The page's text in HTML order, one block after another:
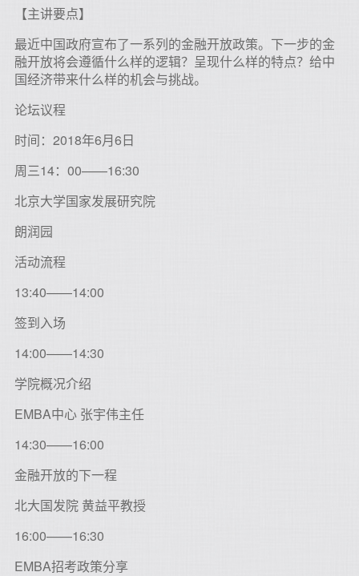
【主讲要点】
最近中国政府宣布了一系列的金融开放政策。下一步的金
融开放将会遵循什么样的逻辑？呈现什么样的特点？给中
国经济带来什么样的机会与挑战。
论坛议程
时间：2018年6月6日
周三14：00——16:30
北京大学国家发展研究院
朗润园
活动流程
13:40——14:00
签到入场
14:00——14:30
学院概况介绍
EMBA中心 张宇伟主任
14:30——16:00
金融开放的下一程
北大国发院 黄益平教授
16:00——16:30
EMBA招考政策分享